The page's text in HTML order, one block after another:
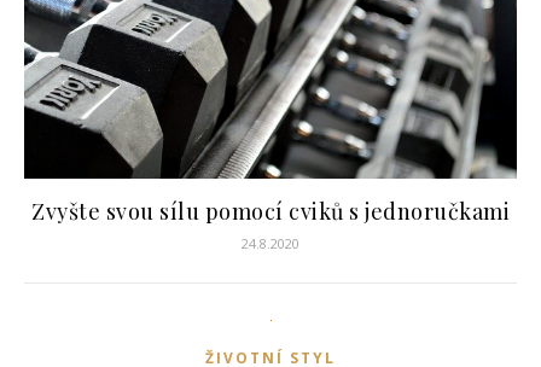
Zvyšte svou sílu pomocí cviků s jednoručkami
24.8.2020
ŽIVOTNÍ STYL